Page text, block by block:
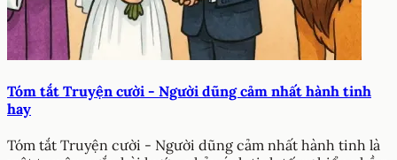
Tóm tắt Truyện cười - Người dũng cảm nhất hành tinh
hay
Tóm tắt Truyện cười - Người dũng cảm nhất hành tinh là